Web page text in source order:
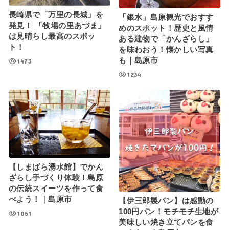
長崎県で「万里の長城」を
発見！ 「牧場の里あづま」
は見晴らし最高のスポッ
ト！
1473
「銀水」島原観光でおすす
めのスポット！歴史と風情
ある建物で「かんざらし」
を味わおう！懐かしい写真
も｜島原市
1234
【しまばら湧水館】でかん
ざらし手づくり体験！島原
の伝統スイーツを作って食
べよう！｜島原市
1051
【伊三郎製パン】は感動の
100円パン！モチモチ生地が
美味しい焼き立てパンを食